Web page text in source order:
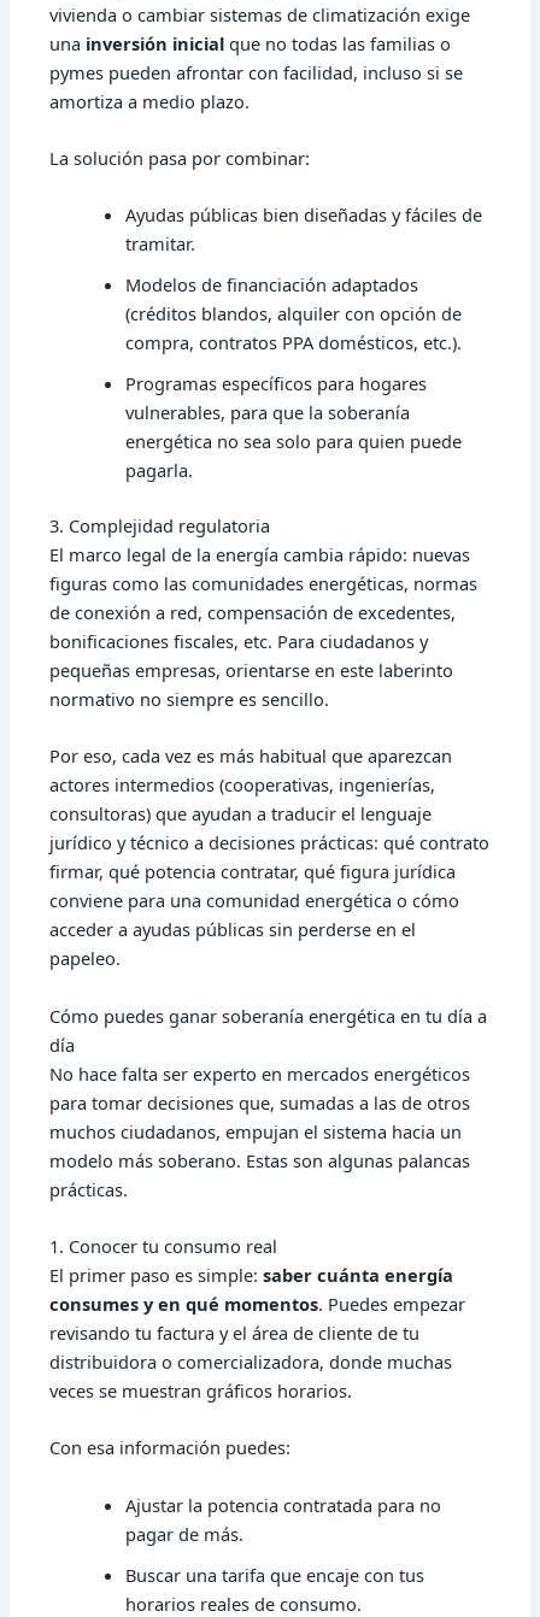
vivienda o cambiar sistemas de climatización exige
una inversión inicialque no todas las familias o
pymes pueden afrontar con facilidad, incluso si se
amortiza a medio plazo.
La solución pasa por combinar:
Ayudas públicas bien diseñadas y fáciles de
tramitar.
Modelos de financiación adaptados
(créditos blandos, alquiler con opción de
compra, contratos PPA domésticos, etc.).
Programas específicos para hogares
vulnerables, para que la soberanía
energética no sea solo para quien puede
pagarla.
3. Complejidad regulatoria
El marco legal de la energía cambia rápido: nuevas
figuras como las comunidades energéticas, normas
de conexión a red, compensación de excedentes,
bonificaciones fiscales, etc. Para ciudadanos y
pequeñas empresas, orientarse en este laberinto
normativo no siempre es sencillo.
Por eso, cada vez es más habitual que aparezcan
actores intermedios (cooperativas, ingenierías,
consultoras) que ayudan a traducir el lenguaje
jurídico y técnico a decisiones prácticas: qué contrato
firmar, qué potencia contratar, qué figura jurídica
conviene para una comunidad energética o cómo
acceder a ayudas públicas sin perderse en el
papeleo.
Cómo puedes ganar soberanía energética en tu día a
día
No hace falta ser experto en mercados energéticos
para tomar decisiones que, sumadas a las de otros
muchos ciudadanos, empujan el sistema hacia un
modelo más soberano. Estas son algunas palancas
prácticas.
1. Conocer tu consumo real
El primer paso es simple: saber cuánta energía
consumes y en qué momentos. Puedes empezar
revisando tu factura y el área de cliente de tu
distribuidora o comercializadora, donde muchas
veces se muestran gráficos horarios.
Con esa información puedes:
Ajustar la potencia contratada para no
pagar de más.
Buscar una tarifa que encaje con tus
horarios reales de consumo.